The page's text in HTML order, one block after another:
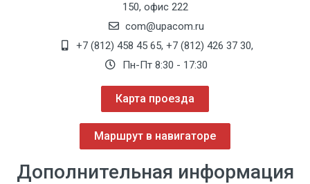
150, офис 222
com@upacom.ru
+7 (812) 458 45 65, +7 (812) 426 37 30,
Пн-Пт 8:30 - 17:30
Карта проезда
Маршрут в навигаторе
Дополнительная информация